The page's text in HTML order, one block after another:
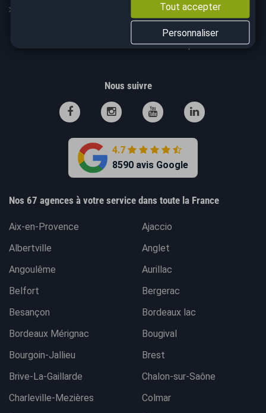
Mesures sanitaires
Mentions légales
Données personnelles
Nous suivre
4.7
8590 avis Google
Nos 67 agences à votre service dans toute la France
Aix-en-Provence
Ajaccio
Albertville
Anglet
Angoulême
Aurillac
Belfort
Bergerac
Besançon
Bordeaux lac
Bordeaux Mérignac
Bougival
Bourgoin-Jallieu
Brest
Brive-La-Gaillarde
Chalon-sur-Saône
Charleville-Mezières
Colmar
Tout accepter
Personnaliser